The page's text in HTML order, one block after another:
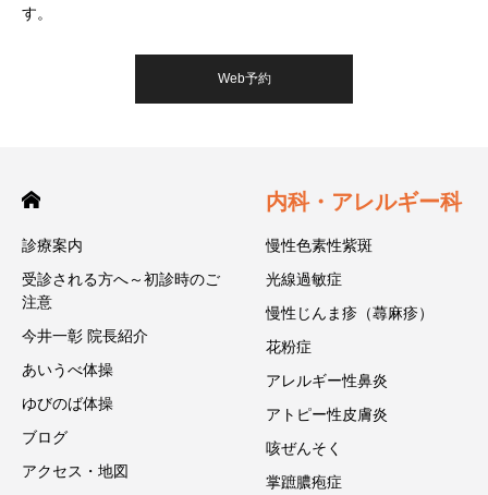
す。
Web予約
診療案内
受診される方へ～初診時のご
注意
今井一彰 院長紹介
あいうべ体操
ゆびのば体操
ブログ
アクセス・地図
内科・アレルギー科
慢性色素性紫斑
光線過敏症
慢性じんま疹（蕁麻疹）
花粉症
アレルギー性鼻炎
アトピー性皮膚炎
咳ぜんそく
掌蹠膿疱症